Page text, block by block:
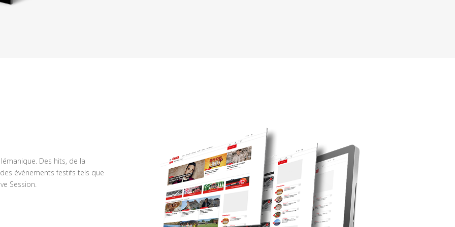
Des hits, de la
événements festifs tels que
Session.